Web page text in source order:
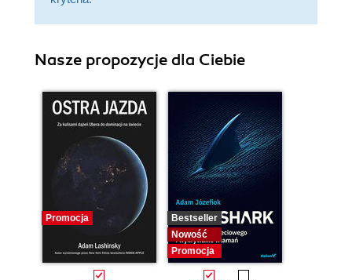
Nasze propozycje dla Ciebie
Promocja
Bestseller
Nowość
Promocja